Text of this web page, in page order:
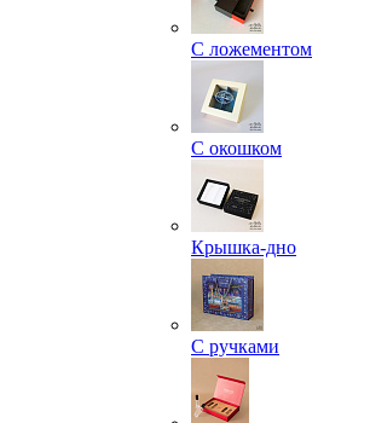
С ложементом
С окошком
Крышка-дно
С ручками